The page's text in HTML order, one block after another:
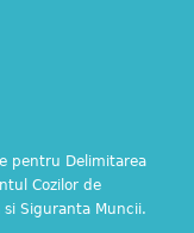
pentru Delimitarea
Cozilor de
Siguranta Muncii.